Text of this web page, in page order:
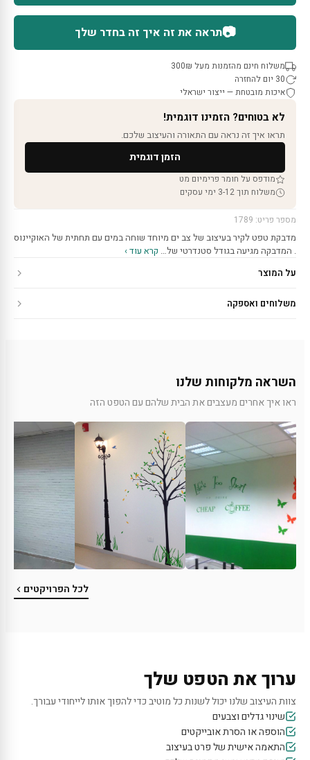
📷תראה את זה איך זה בחדר שלך
משלוח חינם מהזמנות מעל 300₪
30 יום להחזרה
איכות מובטחת — ייצור ישראלי
לא בטוחים? הזמינו דוגמית!
תראו איך זה נראה עם התאורה והעיצוב שלכם.
הזמן דוגמית
מודפס על חומר פרימיום מט
משלוח תוך 3-12 ימי עסקים
מספר פריט: 1789
מדבקת טפט לקיר בעיצוב של צב ים מיוחד שוחה במים עם תחתית של האוקיינוס
. המדבקה מגיעה בגודל סטנדרטי של… קרא עוד ›
על המוצר
משלוחים ואספקה
השראה מלקוחות שלנו
ראו איך אחרים מעצבים את הבית שלהם עם הטפט הזה
לכל הפרויקטים
ערוך את הטפט שלך
צוות העיצוב שלנו יכול לשנות כל מוטיב כדי להפוך אותו לייחודי עבורך.
שינוי גדלים וצבעים
הוספה או הסרת אובייקטים
התאמה אישית של פרט בעיצוב